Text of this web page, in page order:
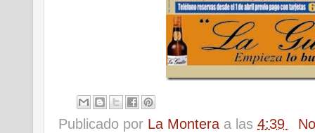
Publicado por La Montera a las 4:39